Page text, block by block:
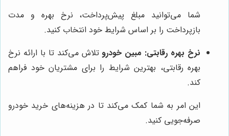
شما می‌توانید مبلغ پیش‌پرداخت، نرخ بهره و مدت
بازپرداخت را بر اساس شرایط خود انتخاب کنید.
نرخ بهره رقابتی: مبین خودرو تلاش می‌کند تا با ارائه نرخ
بهره رقابتی، بهترین شرایط را برای مشتریان خود فراهم
کند.
این امر به شما کمک می‌کند تا در هزینه‌های خرید خودرو
صرفه‌جویی کنید.